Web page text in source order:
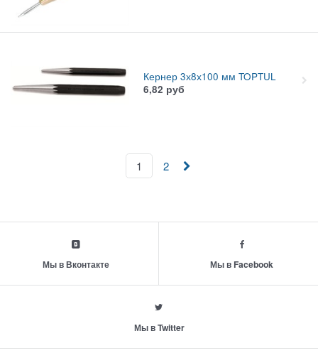
Кернер 3х8х100 мм TOPTUL
6,82 руб
1 2
Мы в Вконтакте Мы в Facebook
Мы в Twitter